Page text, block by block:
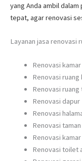
yang Anda ambil
tepat, agar renovasi
Layanan jasa renovasi
Renovasi
Renovasi ruang
Renovasi ruang
Renovasi dapur
Renovasi
Renovasi taman
Renovasi
Renovasi toilet